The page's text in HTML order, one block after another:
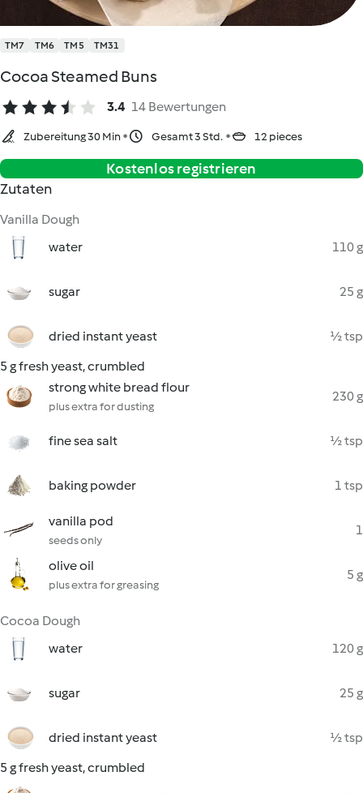
TM7 TM6 TM5 TM31
Cocoa Steamed Buns
3.4 14 Bewertungen
Zubereitung 30 Min Gesamt 3 Std. 12 pieces
Kostenlos registrieren
Zutaten
Vanilla Dough
water
110 g
sugar 25 g
dried instant yeast
½ tsp
5 g fresh yeast, crumbled
strong white bread flour
plus extra for dusting
230 g
fine sea salt ½ tsp
baking powder 1 tsp
vanilla pod
seeds only
1
olive oil
plus extra for greasing
5 g
Cocoa Dough
water
120 g
sugar 25 g
dried instant yeast
½ tsp
5 g fresh yeast, crumbled